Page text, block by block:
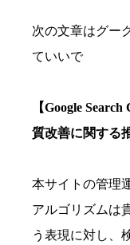
次の文章はグー
ていいで
【Google
質改善に関する
本サイトの管理
アルゴリズムは
う表現に対し、